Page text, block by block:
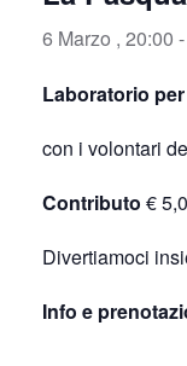
6 Marzo , 20:00 -
Laboratorio
con i volontari
Contributo €
Divertiamoci
Info e